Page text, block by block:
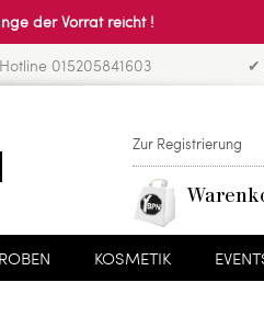
der Vorrat reicht !
015205841603 ✔
Zur Registrierung
KOSMETIK